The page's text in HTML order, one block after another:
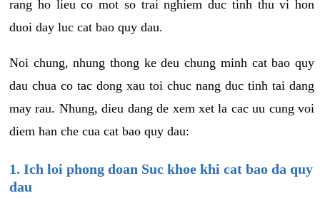
rang ho lieu co mot so trai nghiem duc tinh thu vi hon
duoi day luc cat bao quy dau.
Noi chung, nhung thong ke deu chung minh cat bao quy
dau chua co tac dong xau toi chuc nang duc tinh tai dang
may rau. Nhung, dieu dang de xem xet la cac uu cung voi
diem han che cua cat bao quy dau:
1. Ich loi phong doan Suc khoe khi cat bao da quy
dau